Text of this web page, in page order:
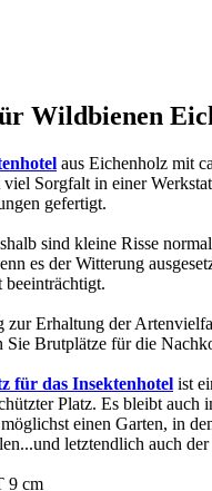
Wildbienen
aus Eichenholz mit
Sorgfalt in einer
gefertigt.
sind kleine Risse
es der Witterung
zur Erhaltung der
Sie Brutplätze für die
für das Insektenhotel ist
Platz. Es bleibt auch
einen Garten, in
letztendlich auch der
9 cm